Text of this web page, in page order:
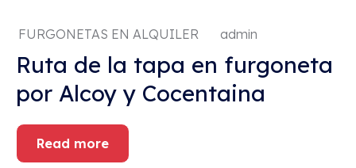
FURGONETAS EN ALQUILER admin
Ruta de la tapa en furgoneta
por Alcoy y Cocentaina
Read more